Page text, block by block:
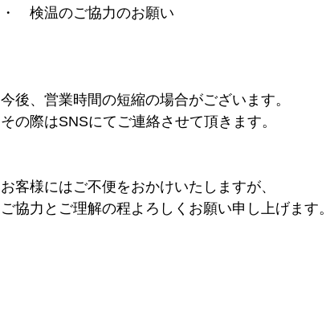
・　検温のご協力のお願い
今後、営業時間の短縮の場合がございます。
その際はSNSにてご連絡させて頂きます。
お客様にはご不便をおかけいたしますが、
ご協力とご理解の程よろしくお願い申し上げます。